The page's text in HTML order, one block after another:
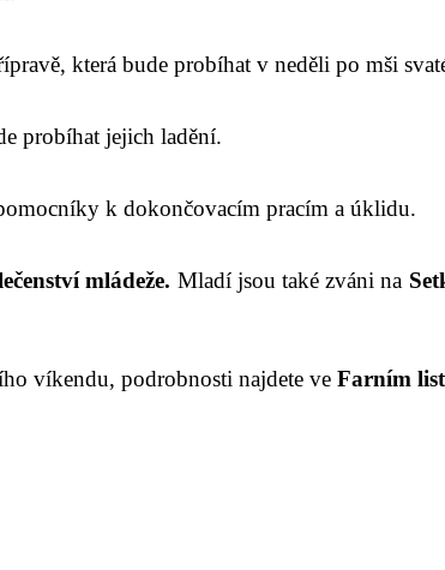
která bude probíhat v neděli po mši
probíhat jejich ladění.
k dokončovacím pracím a úklidu.
mládeže. Mladí jsou také zváni na S
víkendu, podrobnosti najdete ve Farním